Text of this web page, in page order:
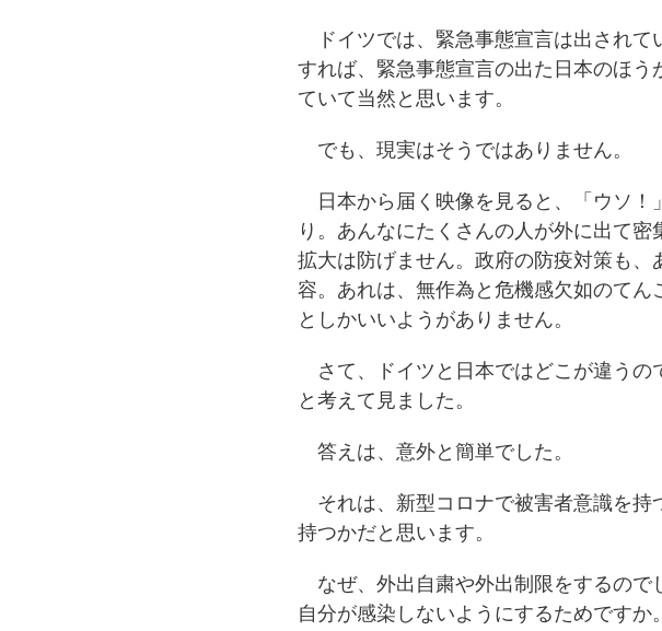
ドイツでは、緊急事態宣言は出されて
すれば、緊急事態宣言の出た日本のほう
ていて当然と思います。
でも、現実はそうではありません。
日本から届く映像を見ると、「ウソ！
り。あんなにたくさんの人が外に出て密
拡大は防げません。政府の防疫対策も、
容。あれは、無作為と危機感欠如のてん
としかいいようがありません。
さて、ドイツと日本ではどこが違うの
と考えて見ました。
答えは、意外と簡単でした。
それは、新型コロナで被害者意識を持
持つかだと思います。
なぜ、外出自粛や外出制限をするので
自分が感染しないようにするためですか